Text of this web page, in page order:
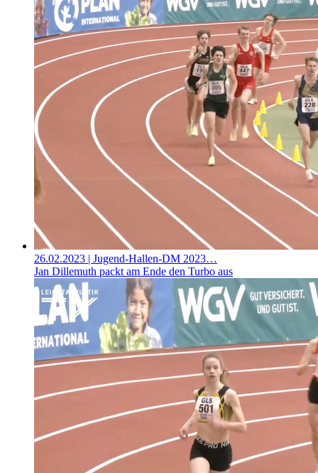
26.02.2023 | Jugend-Hallen-DM 2023…
Jan Dillemuth packt am Ende den Turbo aus